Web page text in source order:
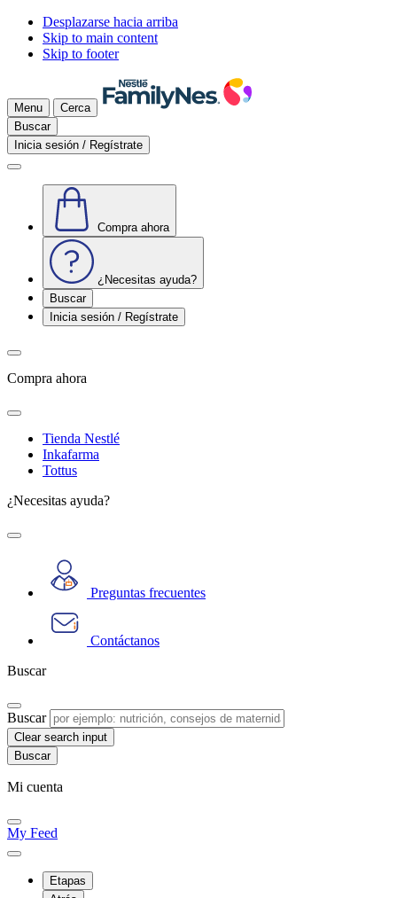
Desplazarse hacia arriba
Skip to main content
Skip to footer
Menu
Cerca
Buscar
Inicia sesión / Regístrate
Compra ahora
¿Necesitas ayuda?
Buscar
Inicia sesión / Regístrate
Compra ahora
Tienda Nestlé
Inkafarma
Tottus
¿Necesitas ayuda?
Preguntas frecuentes
Contáctanos
Buscar
Buscar
Clear search input
Mi cuenta
My Feed
Etapas